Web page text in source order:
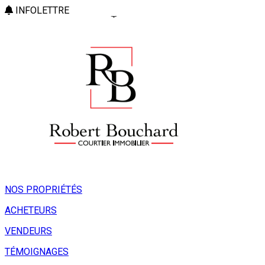
INFOLETTRE
NOS PROPRIÉTÉS
ACHETEURS
VENDEURS
TÉMOIGNAGES